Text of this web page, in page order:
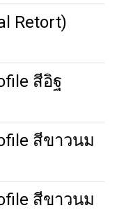
Retort)
สีอิฐ
สีขาวนม
สีขาวนม